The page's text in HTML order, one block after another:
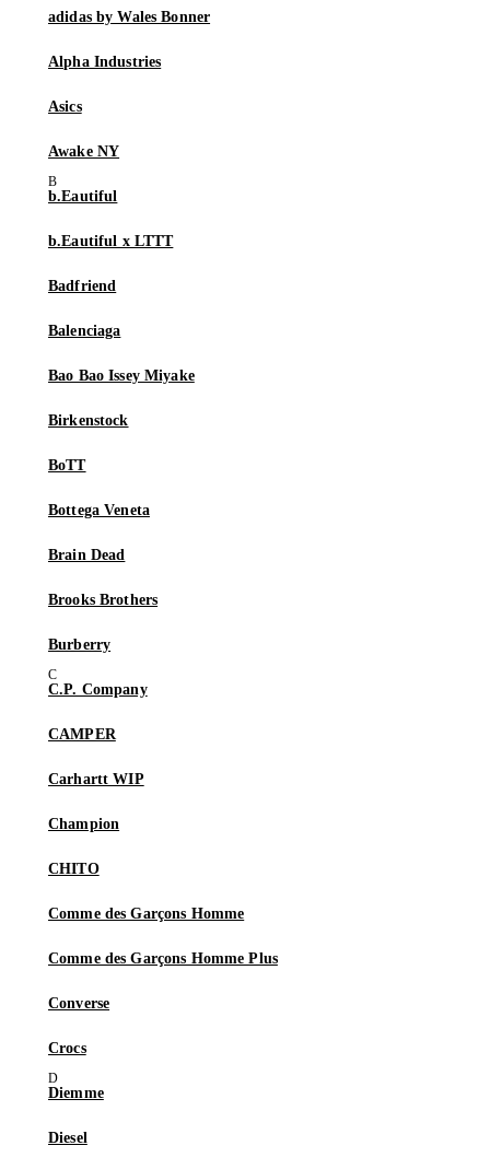
adidas by Wales Bonner
Alpha Industries
Asics
Awake NY
b.Eautiful
b.Eautiful x LTTT
Badfriend
Balenciaga
Bao Bao Issey Miyake
Birkenstock
BoTT
Bottega Veneta
Brain Dead
Brooks Brothers
Burberry
C.P. Company
CAMPER
Carhartt WIP
Champion
CHITO
Comme des Garçons Homme
Comme des Garçons Homme Plus
Converse
Crocs
Diemme
Diesel